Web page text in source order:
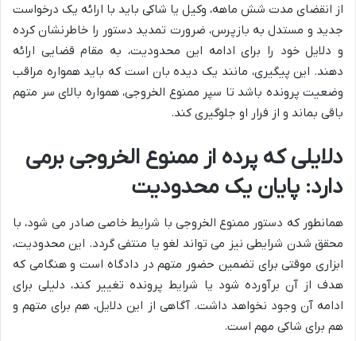
از انقضای مدت شش ماهه، وکیل یا شاکی باید با ارائه یک درخواست
جدید و مستدل به بازپرس، ضرورت تمدید دستور را خاطرنشان کرده
و دلایل خود را برای ادامه این محدودیت، به مقام قضایی ارائه
دهند. این پیگیری، مانند یک دیده بان است که باید همواره مراقب
وضعیت پرونده باشد تا سپر ممنوع الخروجی، همواره بالای سر متهم
باقی بماند و از فرار او جلوگیری کند.
دلایلی که پرده از ممنوع الخروجی برمی
دارد: پایان یک محدودیت
همانطور که دستور ممنوع الخروجی با شرایط خاصی صادر می شود، با
محقق شدن شرایطی نیز می تواند لغو یا منتفی گردد. این محدودیت،
ابزاری موقتی برای تضمین حضور متهم در دادگاه است و هنگامی که
هدف از آن برآورده شود یا شرایط پرونده تغییر کند، دلیلی برای
ادامه آن وجود نخواهد داشت. آگاهی از این دلایل، هم برای متهم و
هم برای شاکی مهم است.